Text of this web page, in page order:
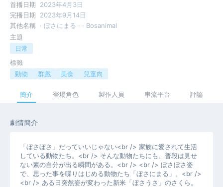
首播日期
2023年4月3日
完播日期
2023年9月14日
其他名稱 · ぼさにまる · · Bosanimal
主題
日常
標籤
動物
群戲 美食 兒童向
簡介 登場角色 製作人員 串流平台 評論
劇情簡介
「ぼさぼさ」だっていいじゃない<br /> 家族に愛されて生活
している動物たち。<br /> そんな動物たちにも、普段は見せ
ない素の自分が出る瞬間がある。<br /> <br /> ぼさぼさ姿
で、思った事を喋りはじめる動物たち「ぼさにまる」。<br />
<br /> ある日突然姿が変わった新米「ぼさうさ」のさくら。